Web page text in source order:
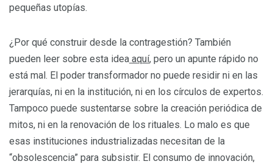
pequeñas utopías.
¿Por qué construir desde la contragestión? También
pueden leer sobre esta idea aquí, pero un apunte rápido no
está mal. El poder transformador no puede residir ni en las
jerarquías, ni en la institución, ni en los círculos de expertos.
Tampoco puede sustentarse sobre la creación periódica de
mitos, ni en la renovación de los rituales. Lo malo es que
esas instituciones industrializadas necesitan de la
“obsolescencia” para subsistir. El consumo de innovación,